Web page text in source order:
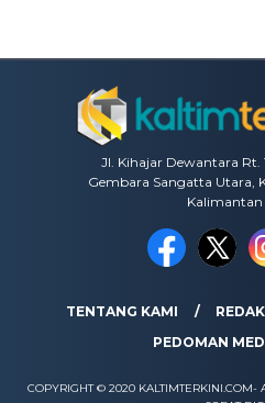
Jl. Kihajar Dewantara Rt.
Gembara Sangatta Utara,
TENTANG KAMI
PEDOMAN
COPYRIGHT © 2020 KALTIMTERKINI.COM-